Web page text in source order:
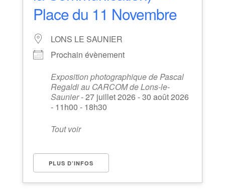
Place du 11 Novembre
LONS LE SAUNIER
Prochain évènement
Exposition photographique de Pascal
Regaldi au CARCOM de Lons-le-
Saunier- 27 juillet 2026 - 30 août 2026
- 11h00 - 18h30
Tout voir
PLUS D’INFOS